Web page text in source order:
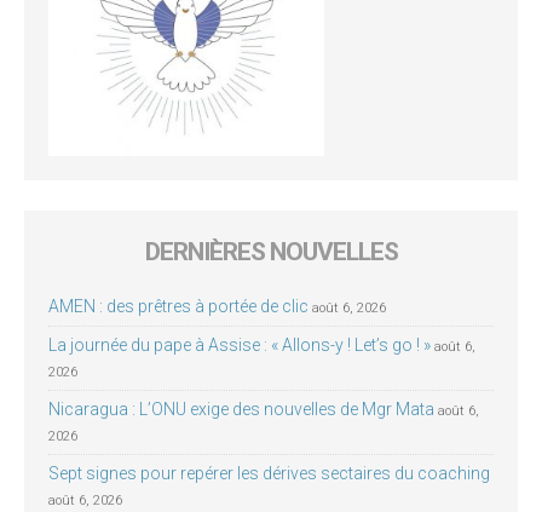
DERNIÈRES NOUVELLES
AMEN : des prêtres à portée de clic août 6, 2026
La journée du pape à Assise : « Allons-y ! Let’s go ! » août 6,
2026
Nicaragua : L’ONU exige des nouvelles de Mgr Mata août 6,
2026
Sept signes pour repérer les dérives sectaires du coaching
août 6, 2026